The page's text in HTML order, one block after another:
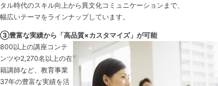
タル時代のスキル向上から異文化コミュニケーションまで、
幅広いテーマをラインナップしています。
③豊富な実績から「高品質×カスタマイズ」が可能
800以上の講座コンテ
ンツや2,270名以上の在
籍講師など、教育事業
37年の豊富な実績を活